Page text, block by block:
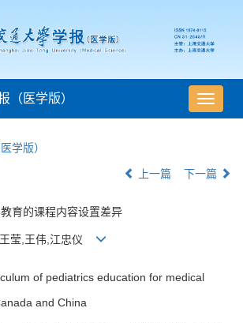
导
航
（医学版）
学版）
上一篇 下一篇
育的课程内容设置差异
莹,王伟,江忠仪
of pediatrics education for medical
and China